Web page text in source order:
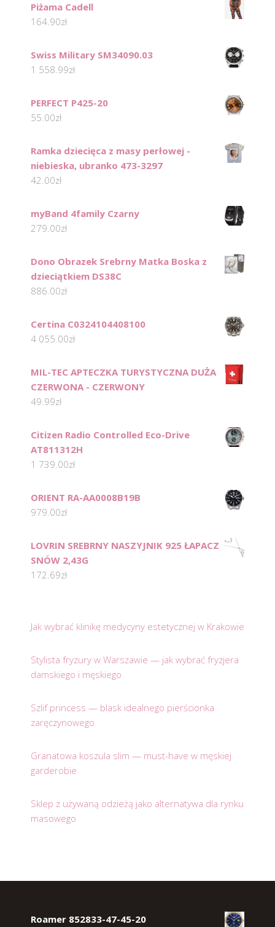
Piżama Cadell
164.90zł
Swiss Military SM34090.03
1 558.99zł
PERFECT P425-20
55.00zł
Ramka dziecięca z masy perłowej -
niebieska, ubranko 473-3297
42.00zł
myBand 4family Czarny
279.00zł
Dono Obrazek Srebrny Matka Boska z
dzieciątkiem DS38C
886.00zł
Certina C0324104408100
4 055.00zł
MIL-TEC APTECZKA TURYSTYCZNA DUŻA
CZERWONA - CZERWONY
49.99zł
Citizen Radio Controlled Eco-Drive
AT811312H
1 739.00zł
ORIENT RA-AA0008B19B
979.00zł
LOVRIN SREBRNY NASZYJNIK 925 ŁAPACZ
SNÓW 2,43G
172.69zł
Jak wybrać klinikę medycyny estetycznej w Krakowie
Stylista fryzury w Warszawie — jak wybrać fryzjera
damskiego i męskiego
Szlif princess — blask idealnego pierścionka
zaręczynowego
Granatowa koszula slim — must-have w męskiej
garderobie
Sklep z używaną odzieżą jako alternatywa dla rynku
masowego
Roamer 852833-47-45-20